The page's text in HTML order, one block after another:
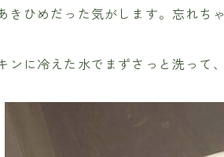
きひめだった気がします。忘れち
ンに冷えた水でまずさっと洗って